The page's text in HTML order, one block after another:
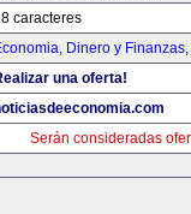
caracteres
Dinero y Finanzas,
una oferta!
Serán consideradas